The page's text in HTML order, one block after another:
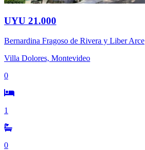
UYU 21.000
Bernardina Fragoso de Rivera y Liber Arce
Villa Dolores, Montevideo
0
1
0